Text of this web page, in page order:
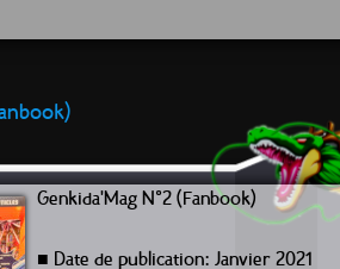
Genkida'Mag N°2 (Fanbook)
■ Date de publication: Janvier 2021